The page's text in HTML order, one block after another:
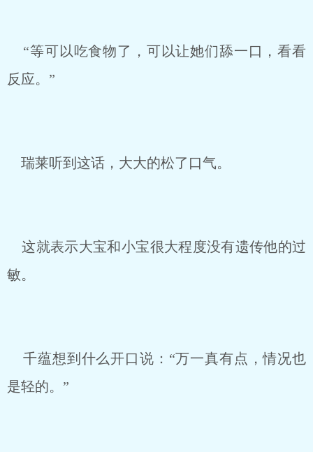
“等可以吃食物了，可以让她们舔一口，看看
反应。”
瑞莱听到这话，大大的松了口气。
这就表示大宝和小宝很大程度没有遗传他的过
敏。
千蕴想到什么开口说：“万一真有点，情况也
是轻的。”